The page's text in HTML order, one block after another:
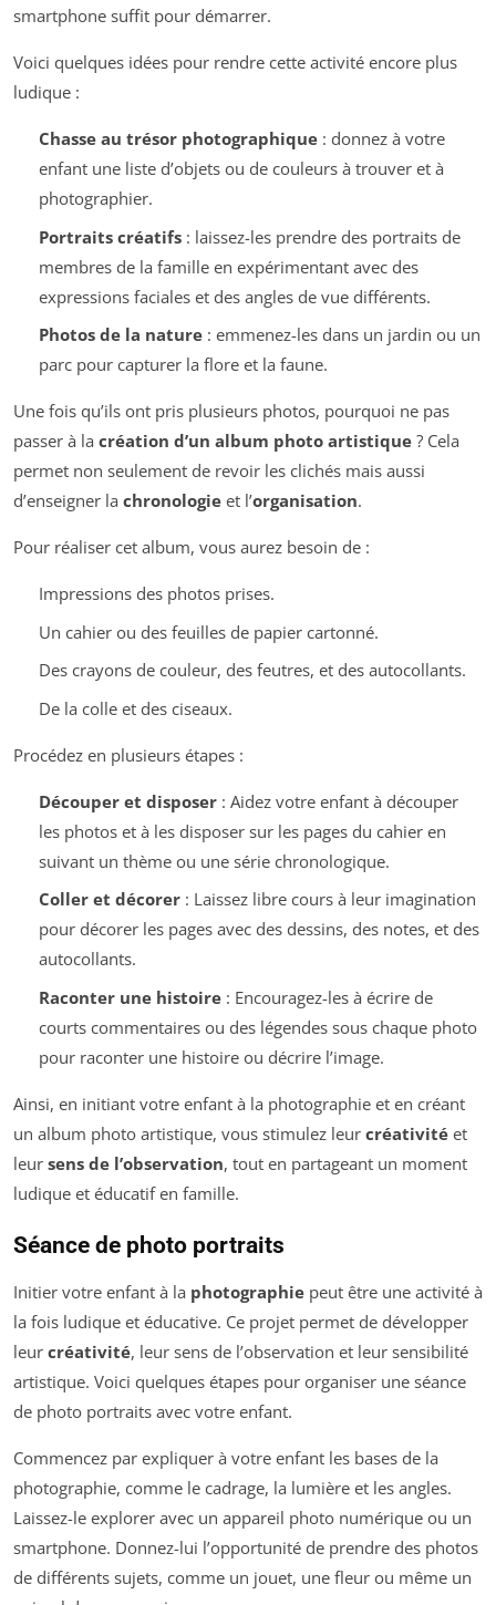
smartphone suffit pour démarrer.
Voici quelques idées pour rendre cette activité encore plus
ludique :
Chasse au trésor photographique: donnez à votre
enfant une liste d’objets ou de couleurs à trouver et à
photographier.
Portraits créatifs: laissez-les prendre des portraits de
membres de la famille en expérimentant avec des
expressions faciales et des angles de vue différents.
Photos de la nature: emmenez-les dans un jardin ou un
parc pour capturer la flore et la faune.
Une fois qu’ils ont pris plusieurs photos, pourquoi ne pas
passer à la création d’un album photo artistique ? Cela
permet non seulement de revoir les clichés mais aussi
d’enseigner la chronologie et l’organisation.
Pour réaliser cet album, vous aurez besoin de :
Impressions des photos prises.
Un cahier ou des feuilles de papier cartonné.
Des crayons de couleur, des feutres, et des autocollants.
De la colle et des ciseaux.
Procédez en plusieurs étapes :
Découper et disposer: Aidez votre enfant à découper
les photos et à les disposer sur les pages du cahier en
suivant un thème ou une série chronologique.
Coller et décorer: Laissez libre cours à leur imagination
pour décorer les pages avec des dessins, des notes, et des
autocollants.
Raconter une histoire: Encouragez-les à écrire de
courts commentaires ou des légendes sous chaque photo
pour raconter une histoire ou décrire l’image.
Ainsi, en initiant votre enfant à la photographie et en créant
un album photo artistique, vous stimulez leur créativité et
leur sens de l’observation, tout en partageant un moment
ludique et éducatif en famille.
Séance de photo portraits
Initier votre enfant à la photographie peut être une activité à
la fois ludique et éducative. Ce projet permet de développer
leur créativité, leur sens de l’observation et leur sensibilité
artistique. Voici quelques étapes pour organiser une séance
de photo portraits avec votre enfant.
Commencez par expliquer à votre enfant les bases de la
photographie, comme le cadrage, la lumière et les angles.
Laissez-le explorer avec un appareil photo numérique ou un
smartphone. Donnez-lui l’opportunité de prendre des photos
de différents sujets, comme un jouet, une fleur ou même un